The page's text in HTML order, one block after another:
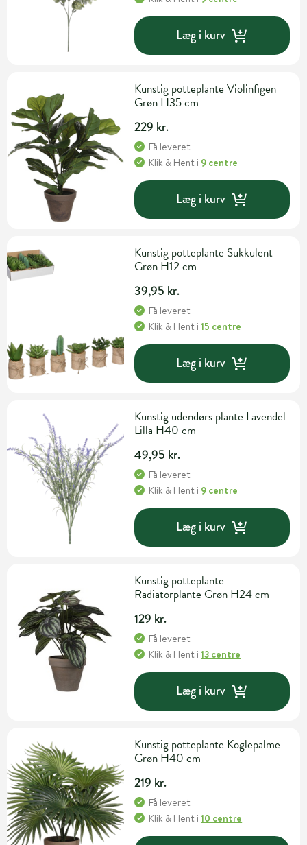
Læg i kurv
Kunstig potteplante Violinfigen
Grøn H35 cm
229 kr.
Få leveret
Klik & Hent i 9 centre
Læg i kurv
Kunstig potteplante Sukkulent
Grøn H12 cm
39,95 kr.
Få leveret
Klik & Hent i15 centre
Læg i kurv
Kunstig udendørs plante Lavendel
Lilla H40 cm
49,95 kr.
Få leveret
Klik & Hent i 9 centre
Læg i kurv
Kunstig potteplante
Radiatorplante Grøn H24 cm
129 kr.
Få leveret
Klik & Hent i13 centre
Læg i kurv
Kunstig potteplante Koglepalme
Grøn H40 cm
219 kr.
Få leveret
Klik & Hent i10 centre